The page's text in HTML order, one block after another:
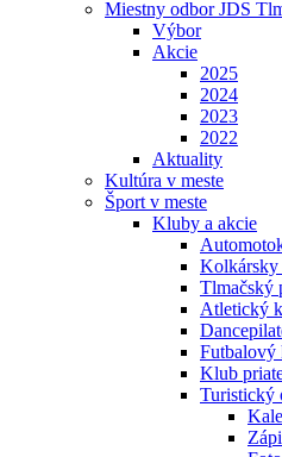
Miestny odbor JDS
Výbor
Akcie
2025
2024
2023
2022
Aktuality
Kultúra v meste
Šport v meste
Kluby a akcie
Tlmačský
Atletický
Futbalový
Klub
Turistický